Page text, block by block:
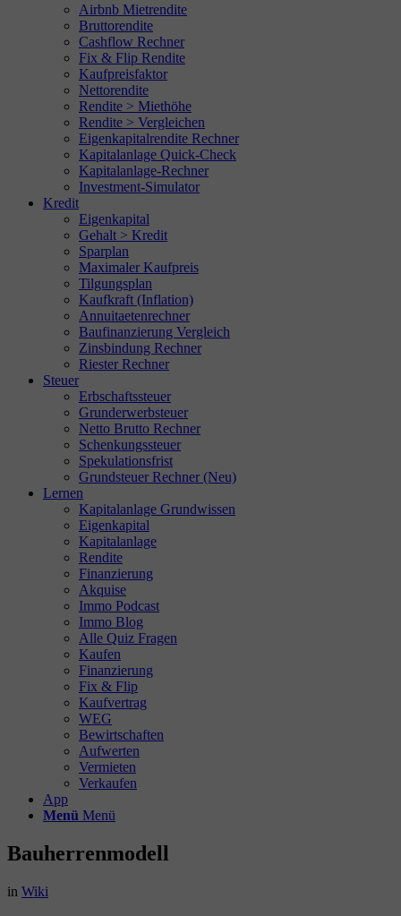
Airbnb Mietrendite
Bruttorendite
Cashflow Rechner
Fix & Flip Rendite
Kaufpreisfaktor
Nettorendite
Rendite > Miethöhe
Rendite > Vergleichen
Eigenkapitalrendite Rechner
Kapitalanlage Quick-Check
Kapitalanlage-Rechner
Investment-Simulator
Kredit
Eigenkapital
Gehalt > Kredit
Sparplan
Maximaler Kaufpreis
Tilgungsplan
Kaufkraft (Inflation)
Annuitaetenrechner
Baufinanzierung Vergleich
Zinsbindung Rechner
Riester Rechner
Steuer
Erbschaftssteuer
Grunderwerbsteuer
Netto Brutto Rechner
Schenkungssteuer
Spekulationsfrist
Grundsteuer Rechner (Neu)
Lernen
Kapitalanlage Grundwissen
Eigenkapital
Kapitalanlage
Rendite
Finanzierung
Akquise
Immo Podcast
Immo Blog
Alle Quiz Fragen
Kaufen
Finanzierung
Fix & Flip
Kaufvertrag
WEG
Bewirtschaften
Aufwerten
Vermieten
Verkaufen
App
Menü Menü
Bauherrenmodell
in Wiki